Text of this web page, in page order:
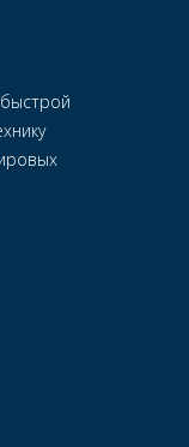
быстрой